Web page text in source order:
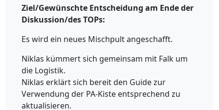
Ziel/Gewünschte Entscheidung am Ende der
Diskussion/des TOPs:
Es wird ein neues Mischpult angeschafft.
Niklas kümmert sich gemeinsam mit Falk um
die Logistik.
Niklas erklärt sich bereit den Guide zur
Verwendung der PA-Kiste entsprechend zu
aktualisieren.